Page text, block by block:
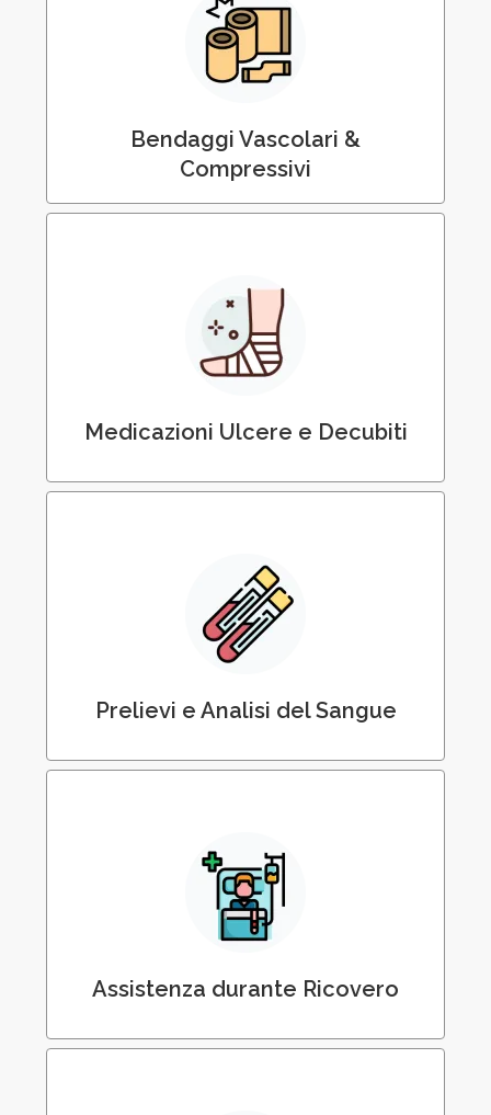
Bendaggi Vascolari &
Compressivi
Bendaggi Vascolari ed Elastocompressivi
Medicazioni Ulcere e Decubiti
Medicazione di Ulcere e Piaghe da Decubito
Prelievi e Analisi del Sangue
Prelievi e Analisi del Sangue e Urine a
Domicilio
Assistenza durante Ricovero
Assistenza durante ricovero in ospedale